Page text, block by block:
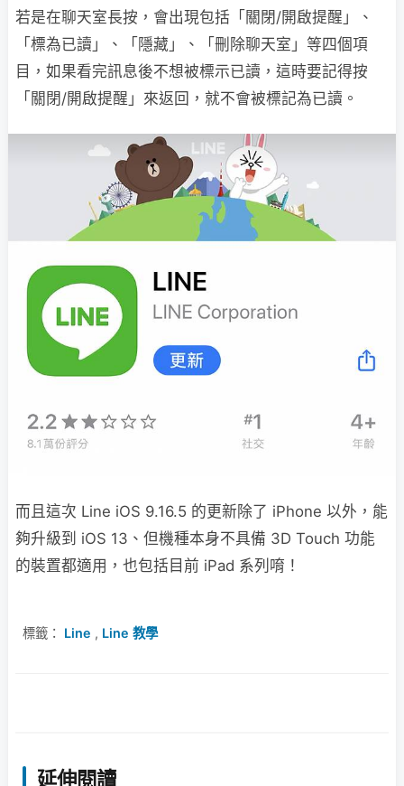
若是在聊天室長按，會出現包括「關閉/開啟提醒」、
「標為已讀」、「隱藏」、「刪除聊天室」等四個項
目，如果看完訊息後不想被標示已讀，這時要記得按
「關閉/開啟提醒」來返回，就不會被標記為已讀。
而且這次 Line iOS 9.16.5 的更新除了 iPhone 以外，能
夠升級到 iOS 13、但機種本身不具備 3D Touch 功能
的裝置都適用，也包括目前 iPad 系列唷！
標籤： Line , Line 教學
延伸閱讀